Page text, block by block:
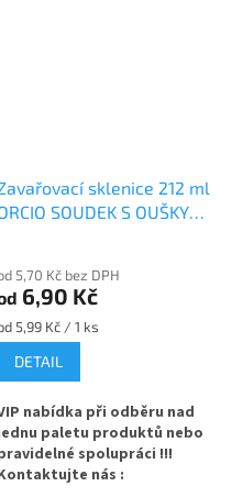
sklenice 212 ml
SOUDEK S OUŠKY
5,70 Kč bez DPH
6,90 Kč
5,99 Kč / 1 ks
DETAIL
nabídka při odběru nad
paletu produktů nebo
spolupráci !!!
nás :